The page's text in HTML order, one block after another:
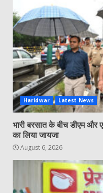
Haridwar Latest News
भारी बरसात के बीच डीएम और
का लिया जायजा
August 6, 2026